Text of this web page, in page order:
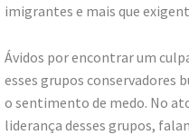
imigrantes e mais que
Ávidos por encontrar um
esses grupos conservadores
o sentimento de medo. No
liderança desses grupos,